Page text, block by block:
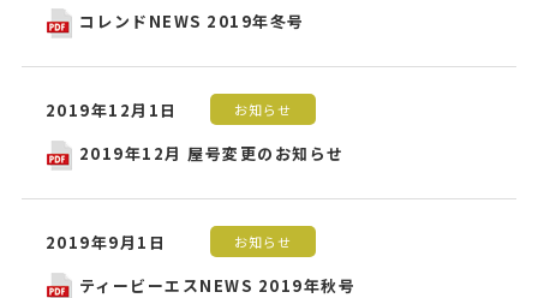
コレンドNEWS 2019年冬号
2019年12月1日 お知らせ
2019年12月 屋号変更のお知らせ
2019年9月1日 お知らせ
ティービーエスNEWS 2019年秋号